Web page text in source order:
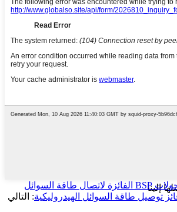
إلينا
موصلات / محولات BSP الفائزة لاتصال طاقة السوائل
توصيل طاقة السوائل الهيدروليكية: التالي